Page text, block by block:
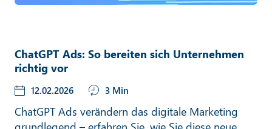
ChatGPT Ads: So bereiten sich Unternehmen
richtig vor
12.02.2026 3 Min
ChatGPT Ads verändern das digitale Marketing